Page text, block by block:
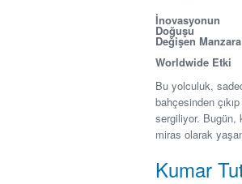
İnovasyonun
Doğuşu
Değişen Manzara
Worldwide Etki
Bu yolculuk,
bahçesinden
sergiliyor. Bugün,
miras olarak
Kumar